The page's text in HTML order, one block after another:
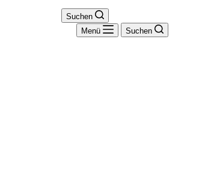
Suchen
Menü
Suchen